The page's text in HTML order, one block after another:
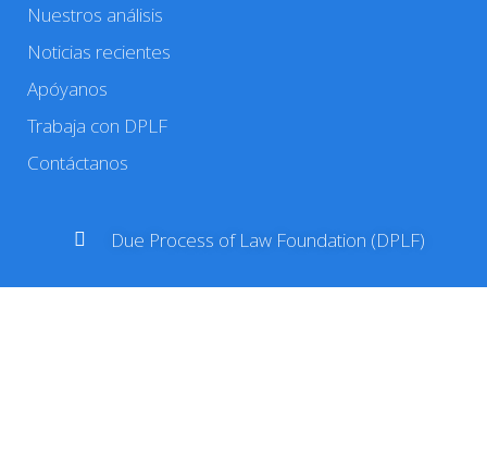
Nuestros análisis
Noticias recientes
Apóyanos
Trabaja con DPLF
Contáctanos
Due Process of Law Foundation (DPLF)